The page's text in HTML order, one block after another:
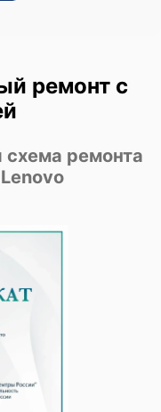
ремонт с
ремонта